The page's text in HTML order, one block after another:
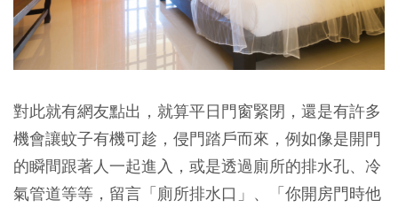
對此就有網友點出，就算平日門窗緊閉，還是有許多
機會讓蚊子有機可趁，侵門踏戶而來，例如像是開門
的瞬間跟著人一起進入，或是透過廁所的排水孔、冷
氣管道等等，留言「廁所排水口」、「你開房門時他